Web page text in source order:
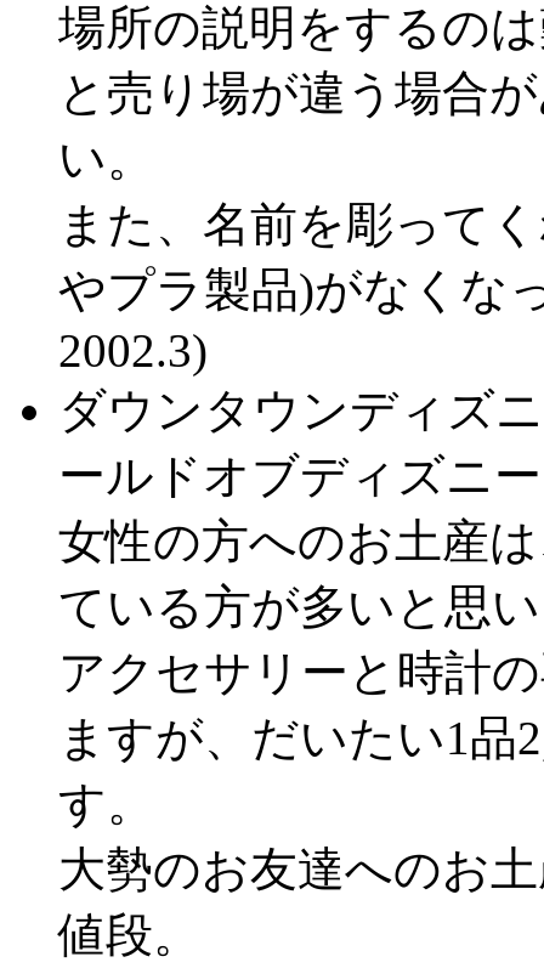
場所の説明をするの
と売り場が違う場合
い。
また、名前を彫って
やプラ製品)がなくな
2002.3)
ダウンタウンディズ
ールドオブディズニ
女性の方へのお土産
ている方が多いと思
アクセサリーと時計
ますが、だいたい1品
す。
大勢のお友達へのお
値段。